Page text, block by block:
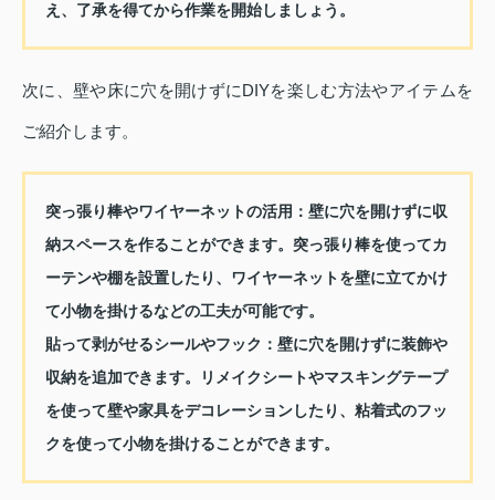
え、了承を得てから作業を開始しましょう。
次に、壁や床に穴を開けずにDIYを楽しむ方法やアイテムを
ご紹介します。
突っ張り棒やワイヤーネットの活用： 壁に穴を開けずに収
納スペースを作ることができます。突っ張り棒を使ってカ
ーテンや棚を設置したり、ワイヤーネットを壁に立てかけ
て小物を掛けるなどの工夫が可能です。
貼って剥がせるシールやフック： 壁に穴を開けずに装飾や
収納を追加できます。リメイクシートやマスキングテープ
を使って壁や家具をデコレーションしたり、粘着式のフッ
クを使って小物を掛けることができます。